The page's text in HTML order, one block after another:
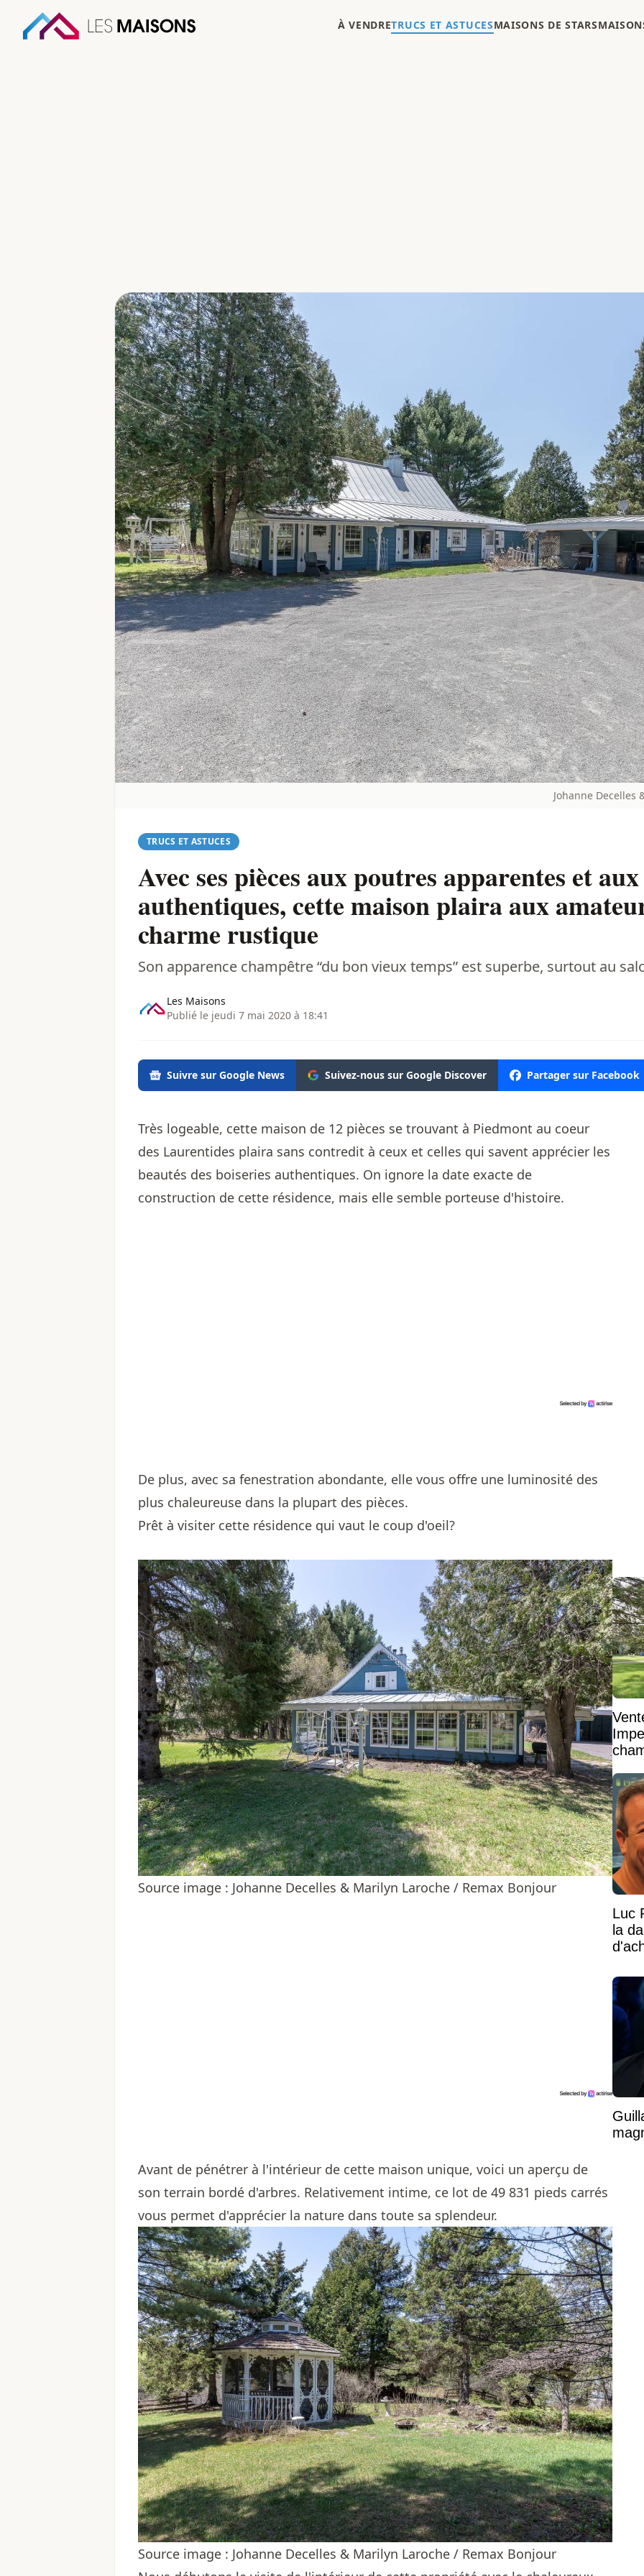
À VENDRETRUCS ET ASTUCESMAISONS DE STARS
Johanne Decelles
TRUCS ET ASTUCES
Avec ses pièces aux poutres apparentes et
authentiques, cette maison plaira aux
charme rustique
Son apparence champêtre “du bon vieux temps” est superbe, surtout au
Les Maisons
Publié le jeudi 7 mai 2020 à 18:41
Suivre sur Google News Suivez-nous sur Google Discover Partager sur Facebook
Très logeable, cette maison de 12 pièces se trouvant à Piedmont au coeur
des Laurentides plaira sans contredit à ceux et celles qui savent apprécier les
beautés des boiseries authentiques. On ignore la date exacte de
construction de cette résidence, mais elle semble porteuse d'histoire.
De plus, avec sa fenestration abondante, elle vous offre une luminosité des
plus chaleureuse dans la plupart des pièces.
Prêt à visiter cette résidence qui vaut le coup d'oeil?
Source image : Johanne Decelles & Marilyn Laroche / Remax Bonjour
Avant de pénétrer à l'intérieur de cette maison unique, voici un aperçu de
son terrain bordé d'arbres. Relativement intime, ce lot de 49 831 pieds carrés
vous permet d'apprécier la nature dans toute sa splendeur.
Source image : Johanne Decelles & Marilyn Laroche / Remax Bonjour
Luc
la